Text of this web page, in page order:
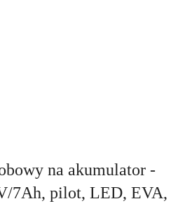
na akumulator -
7Ah, pilot, LED, EVA,